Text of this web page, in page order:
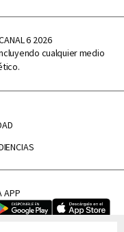
6 2026
cualquier medio
APP